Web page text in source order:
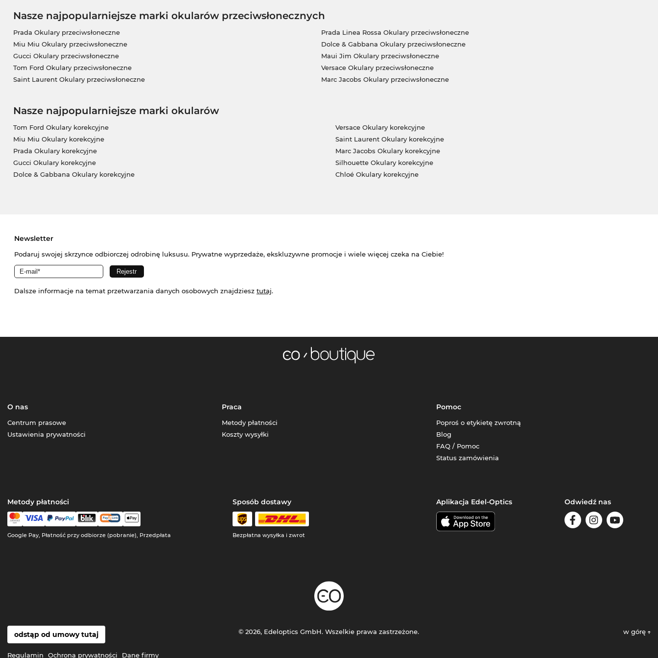
Nasze najpopularniejsze marki okularów przeciwsłonecznych
Prada Okulary przeciwsłoneczne
Miu Miu Okulary przeciwsłoneczne
Gucci Okulary przeciwsłoneczne
Tom Ford Okulary przeciwsłoneczne
Saint Laurent Okulary przeciwsłoneczne
Prada Linea Rossa Okulary przeciwsłoneczne
Dolce & Gabbana Okulary przeciwsłoneczne
Maui Jim Okulary przeciwsłoneczne
Versace Okulary przeciwsłoneczne
Marc Jacobs Okulary przeciwsłoneczne
Nasze najpopularniejsze marki okularów
Tom Ford Okulary korekcyjne
Miu Miu Okulary korekcyjne
Prada Okulary korekcyjne
Gucci Okulary korekcyjne
Dolce & Gabbana Okulary korekcyjne
Versace Okulary korekcyjne
Saint Laurent Okulary korekcyjne
Marc Jacobs Okulary korekcyjne
Silhouette Okulary korekcyjne
Chloé Okulary korekcyjne
Newsletter
Podaruj swojej skrzynce odbiorczej odrobinę luksusu. Prywatne wyprzedaże, ekskluzywne promocje i wiele więcej czeka na Ciebie!
Dalsze informacje na temat przetwarzania danych osobowych znajdziesz tutaj.
O nas
Centrum prasowe
Ustawienia prywatności
Praca
Metody płatności
Koszty wysyłki
Pomoc
Poproś o etykietę zwrotną
Blog
FAQ / Pomoc
Status zamówienia
Metody płatności
Google Pay, Płatność przy odbiorze (pobranie), Przedpłata
Sposób dostawy
Bezpłatna wysyłka i zwrot
Aplikacja Edel-Optics Odwiedź nas
odstąp od umowy tutaj
Regulamin Ochrona prywatności Dane firmy
© 2026, Edeloptics GmbH. Wszelkie prawa zastrzeżone. w górę